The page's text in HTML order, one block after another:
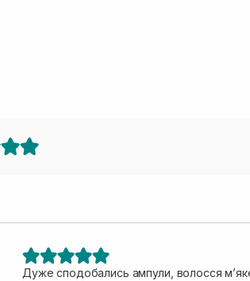
Дуже сподобались ампули, волосся